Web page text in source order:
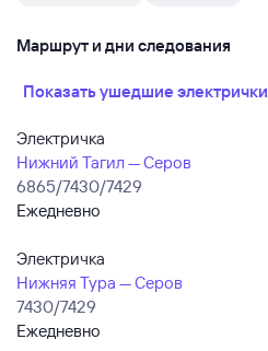
Маршрут и дни следования
Показать ушедшие электрички
Электричка
Нижний Тагил — Серов
6865/7430/7429
Ежедневно
Электричка
Нижняя Тура — Серов
7430/7429
Ежедневно